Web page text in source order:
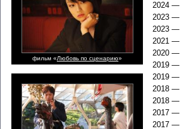
фильм «Любовь по сценарию»
2024 —
2023 —
2023 —
2021 —
2020 —
2019 —
2019 —
2018 —
2018 —
2017 —
2017 —